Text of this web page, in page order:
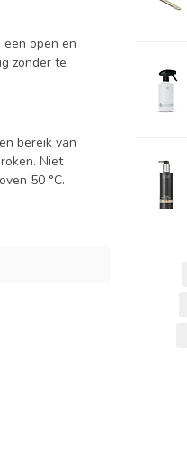
open en
zonder te
bereik van
Niet
50 °C.